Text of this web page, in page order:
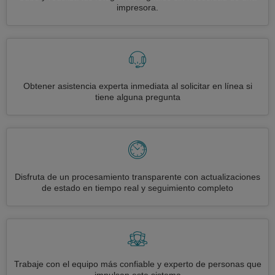
impresora.
Obtener asistencia experta inmediata al solicitar en línea si
tiene alguna pregunta
Disfruta de un procesamiento transparente con actualizaciones
de estado en tiempo real y seguimiento completo
Trabaje con el equipo más confiable y experto de personas que